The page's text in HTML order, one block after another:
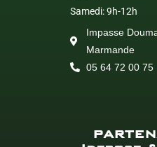
Samedi: 9h-12h
Impasse
Marmande
05 64 72 00 75